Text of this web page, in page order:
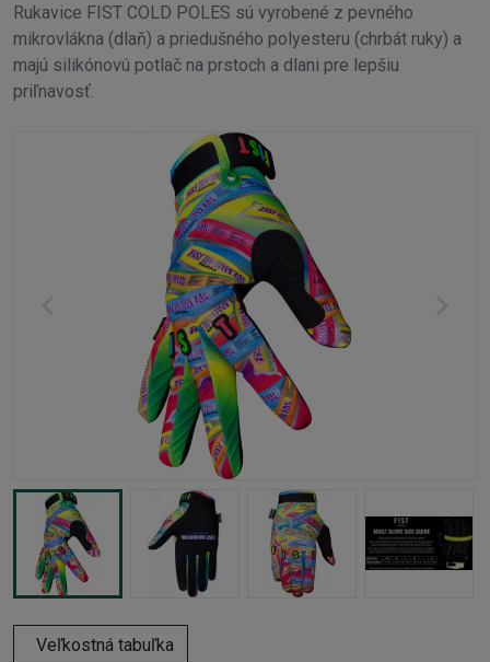
Rukavice FIST COLD POLES sú vyrobené z pevného
mikrovlákna (dlaň) a priedušného polyesteru (chrbát ruky) a
majú silikónovú potlač na prstoch a dlani pre lepšiu
priľnavosť.
Veľkostná tabuľka